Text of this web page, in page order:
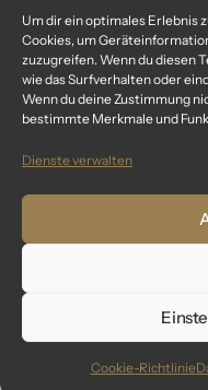
Um dir ein optimales Erlebnis
Cookies, um
zuzugreifen. Wenn du diesen
wie das Surfverhalten oder
Wenn du deine Zustimmung
bestimmte Merkmale und
Dienste verwalten
Cookie-Richtlinie
Fragen? Wir sind für
Telefon: +49 9561 401 34
Email: info@glaswunder.eu
Store Coburg
Markt 10
Öffnungszeiten: